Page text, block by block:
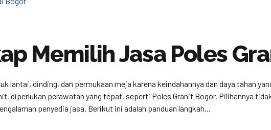
Memilih Jasa Poles
lantai, dinding, dan permukaan meja karena keindahannya dan daya tahan
diperlukan perawatan yang tepat, seperti Poles Granit Bogor. Pilihannya
penyedia jasa. Berikut ini adalah panduan langkah...